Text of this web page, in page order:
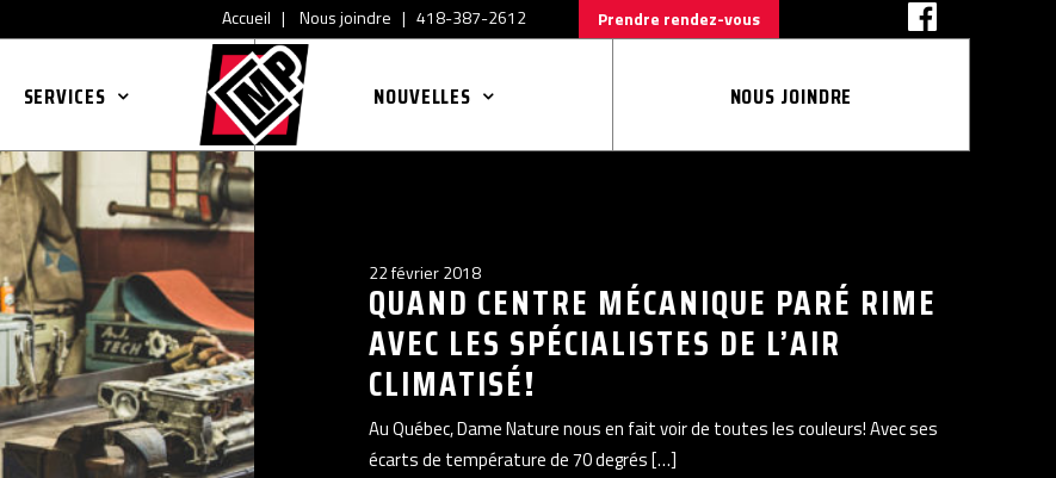
Accueil | Nous joindre | 418-387-2612 Prendre rendez-vous
SERVICES NOUVELLES NOUS JOINDRE
22 février 2018
QUAND CENTRE MÉCANIQUE PARÉ RIME
AVEC LES SPÉCIALISTES DE L’AIR
CLIMATISÉ!
Au Québec, Dame Nature nous en fait voir de toutes les couleurs! Avec ses
écarts de température de 70 degrés […]